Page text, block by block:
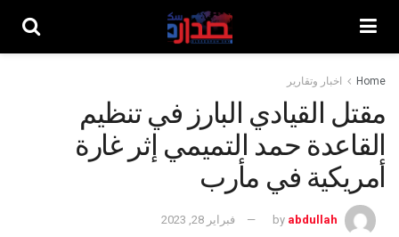
Home اخبار وتقارير
مقتل القيادي البارز في تنظيم
القاعدة حمد التميمي إثر غارة
أمريكية في مأرب
by abdullah فبراير 28, 2023